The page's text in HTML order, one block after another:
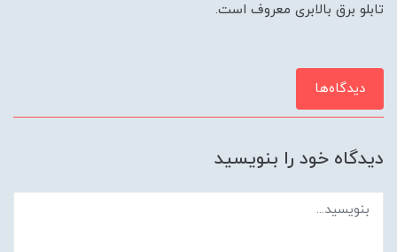
تابلو برق بالابری معروف است.
دیدگاه‌ها
دیدگاه خود را بنویسید